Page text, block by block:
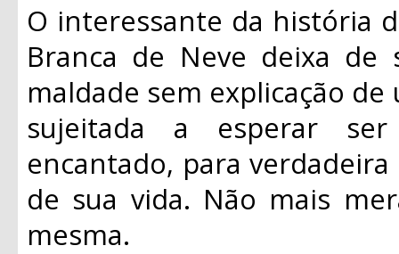
O interessante da história
Branca de Neve deixa de
maldade sem explicação
sujeitada a esperar
encantado, para
de sua vida. Não mais
mesma.